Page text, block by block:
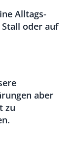
Alltags-
Stall oder auf
aber
zu